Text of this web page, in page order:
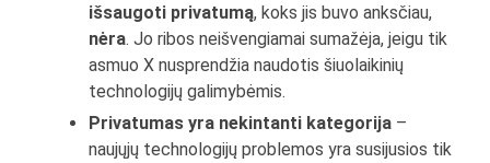
išsaugoti privatumą, koks jis buvo anksčiau,
nėra. Jo ribos neišvengiamai sumažėja, jeigu tik
asmuo X nusprendžia naudotis šiuolaikinių
technologijų galimybėmis.
Privatumas yra nekintanti kategorija –
naujųjų technologijų problemos yra susijusios tik